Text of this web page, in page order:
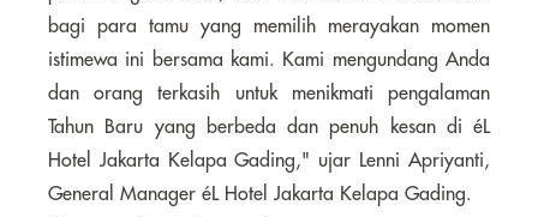
bagi para tamu yang memilih merayakan momen
istimewa ini bersama kami. Kami mengundang Anda
dan orang terkasih untuk menikmati pengalaman
Tahun Baru yang berbeda dan penuh kesan di éL
Hotel Jakarta Kelapa Gading," ujar Lenni Apriyanti,
General Manager éL Hotel Jakarta Kelapa Gading.